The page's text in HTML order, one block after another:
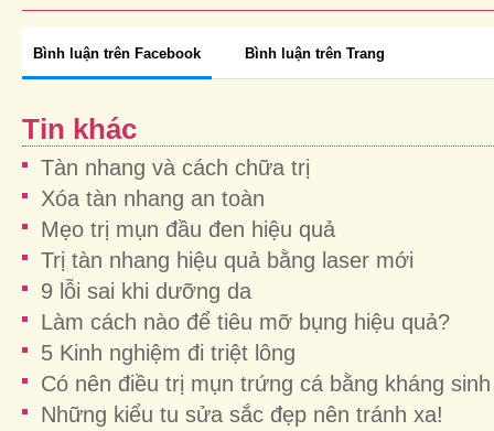
Bình luận trên Facebook Bình luận trên Trang
Tin khác
Tàn nhang và cách chữa trị
Xóa tàn nhang an toàn
Mẹo trị mụn đầu đen hiệu quả
Trị tàn nhang hiệu quả bằng laser mới
9 lỗi sai khi dưỡng da
Làm cách nào để tiêu mỡ bụng hiệu quả?
5 Kinh nghiệm đi triệt lông
Có nên điều trị mụn trứng cá bằng kháng sinh
Những kiểu tu sửa sắc đẹp nên tránh xa!